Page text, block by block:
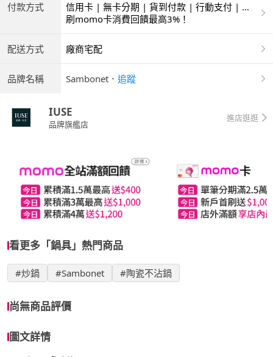
付款方式
信用卡 | 無卡分期 | 貨到付款 | 行動支付 | 超
商付款 | 銀聯卡
刷momo卡消費回饋最高3%！
配送方式 廠商宅配
品牌名稱 Sambonet ． 追蹤
IUSE
品牌旗艦店
進店逛逛
看更多「鍋具」熱門商品
#炒鍋 #Sambonet #陶瓷不沾鍋
尚無商品評價
圖文詳情